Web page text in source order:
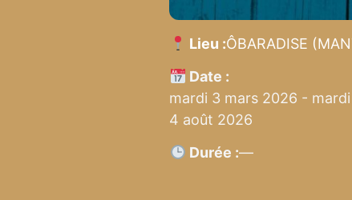
Lieu :ÔBARADISE
Date :
mardi 3 mars 2026 -
4 août 2026
Durée :—